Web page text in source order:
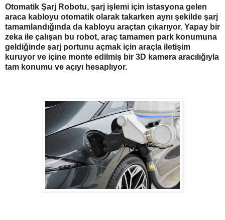
Otomatik Şarj Robotu, şarj işlemi için istasyona gelen
araca kabloyu otomatik olarak takarken aynı şekilde şarj
tamamlandığında da kabloyu araçtan çıkarıyor. Yapay bir
zeka ile çalışan bu robot, araç tamamen park konumuna
geldiğinde şarj portunu açmak için araçla iletişim
kuruyor ve içine monte edilmiş bir 3D kamera aracılığıyla
tam konumu ve açıyı hesaplıyor.